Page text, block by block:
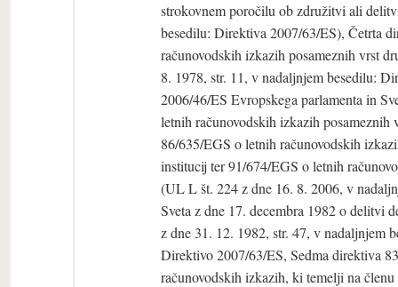
strokovnem poročilu ob združitvi ali
besedilu: Direktiva 2007/63/ES), Četrta
računovodskih izkazih posameznih vrst
8. 1978, str. 11, v nadaljnjem besedilu:
2006/46/ES Evropskega parlamenta in
letnih računovodskih izkazih
86/635/EGS o letnih računovodskih
institucij ter 91/674/EGS o letnih
(UL L št. 224 z dne 16. 8. 2006, v
Sveta z dne 17. decembra 1982 o delitvi
z dne 31. 12. 1982, str. 47, v nadaljnjem
Direktivo 2007/63/ES, Sedma direktiva
računovodskih izkazih, ki temelji na